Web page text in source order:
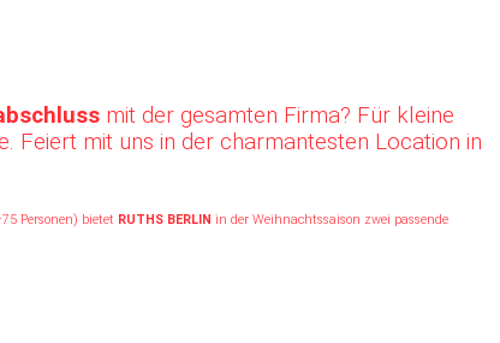
mit der gesamten Firma? Für kleine
Feiert mit uns in der charmantesten Location in
Personen) bietet RUTHS BERLIN in der Weihnachtssaison zwei passende